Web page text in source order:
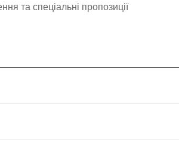
та спеціальні пропозиції